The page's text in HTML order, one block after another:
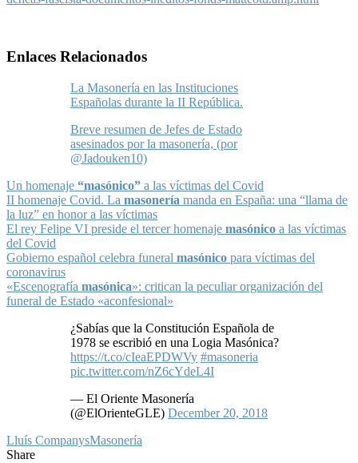
Enlaces Relacionados
La Masonería en las Instituciones
Españolas durante la II República.
Breve resumen de Jefes de Estado
asesinados por la masonería, (por
@Jadouken10)
Un homenaje “masónico” a las víctimas del Covid
II homenaje Covid. La masonería manda en España: una “llama de
la luz” en honor a las víctimas
El rey Felipe VI preside el tercer homenaje masónico a las víctimas
del Covid
Gobierno español celebra funeral masónico para víctimas del
coronavirus
«Escenografía masónica»: critican la peculiar organización del
funeral de Estado «aconfesional»
¿Sabías que la Constitución Española de
1978 se escribió en una Logia Masónica?
https://t.co/cIeaEPDWVy #masoneria
pic.twitter.com/nZ6cYdeL4I
— El Oriente Masonería
(@ElOrienteGLE) December 20, 2018
Lluís CompanysMasonería
Share